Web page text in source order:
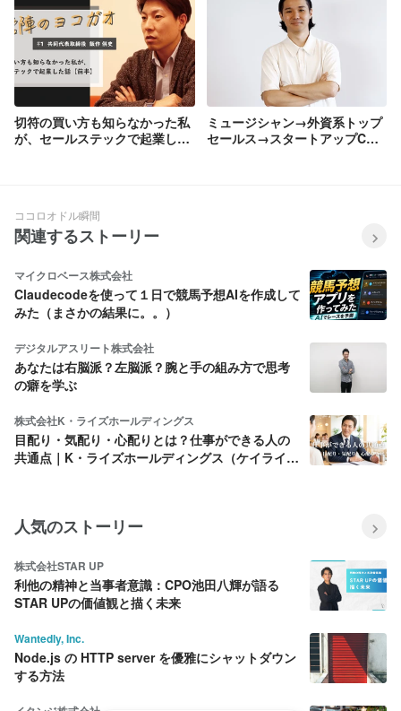
切符の買い方も知らなかった私
が、セールステックで起業した
ミュージシャン→外資系トップ
セールス→スタートアップCRO
ココロオドル瞬間
関連するストーリー
マイクロベース株式会社
Claudecodeを使って１日で競馬予想AIを作成して
みた（まさかの結果に。。）
デジタルアスリート株式会社
あなたは右脳派？左脳派？腕と手の組み方で思考
の癖を学ぶ
株式会社K・ライズホールディングス
目配り・気配り・心配りとは？仕事ができる人の
共通点｜K・ライズホールディングス（ケイライ
人気のストーリー
株式会社STAR UP
利他の精神と当事者意識：CPO池田八輝が語る
STAR UPの価値観と描く未来
Wantedly, Inc.
Node.js の HTTP server を優雅にシャットダウン
する方法